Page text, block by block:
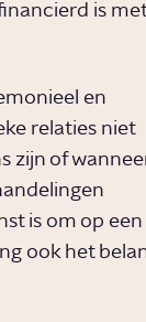
is met
en
relaties niet
zijn of
is om op een
ook het